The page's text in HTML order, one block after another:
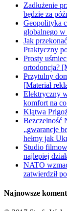
Zadłużenie
będzie za
Geopolityka
globalnego w
Jak
Praktyczny
Prosty
ortodoncja?
Przytulny
[Materiał
Elektryczny
komfort na
Klątwa
Bezczelność
„gwarancje
hełmy jak
Studio
najlepiej
NATO
zatwierdził
Najnowsze